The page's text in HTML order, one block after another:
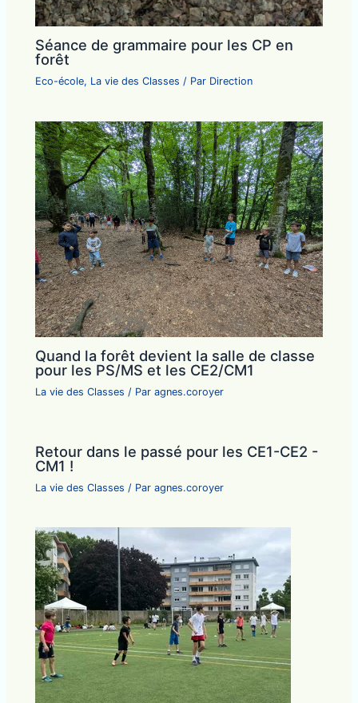
Séance de grammaire pour les CP en
forêt
Eco-école, La vie des Classes / Par Direction
Quand la forêt devient la salle de classe
pour les PS/MS et les CE2/CM1
La vie des Classes / Paragnes.coroyer
Retour dans le passé pour les CE1-CE2 -
CM1 !
La vie des Classes / Paragnes.coroyer